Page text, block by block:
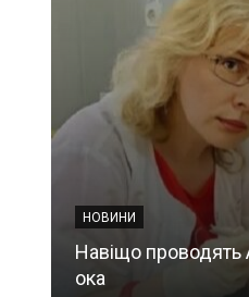
НОВИНИ
Навіщо проводять
ока